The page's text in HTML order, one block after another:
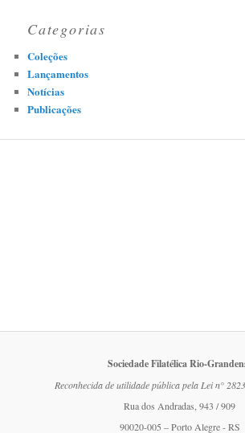
Categorias
Coleções
Lançamentos
Notícias
Publicações
Sociedade Filatélica Rio-
Reconhecida de utilidade pública pela Lei n°
Rua dos Andradas, 943 / 909
90020-005 – Porto Alegre - RS